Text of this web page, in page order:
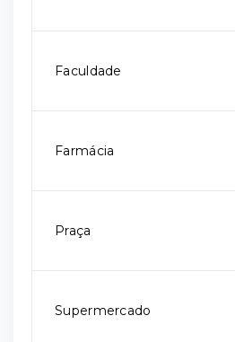
Faculdade
Farmácia
Praça
Supermercado